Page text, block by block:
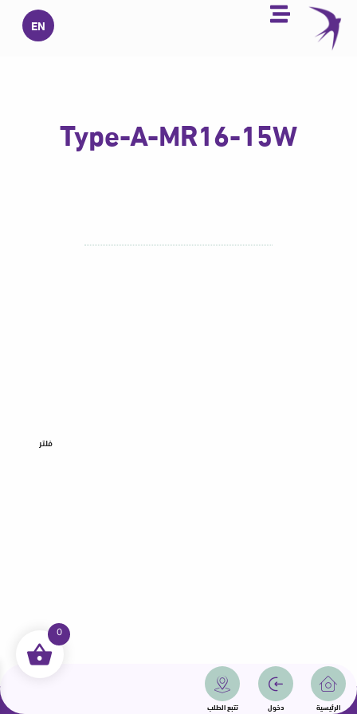
تخطي
المحتوى
EN
الرئيسية دخول تتبع الطلب
Type-A-MR16-15W
فلتر
جميع الحقوق محفوظة | سمامة 2025 | دولة قطر
0